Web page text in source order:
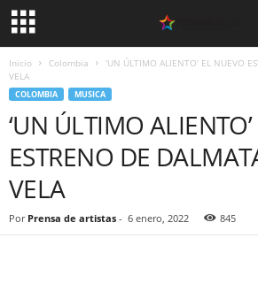
Inicio Colombia
‘UN ÚLTIMO ALIENTO’ EL NUEVO
VELA
COLOMBIA MUSICA
‘UN ÚLTIMO
ESTRENO DE
VELA
Por Prensa de artistas - 6 enero, 2022 845